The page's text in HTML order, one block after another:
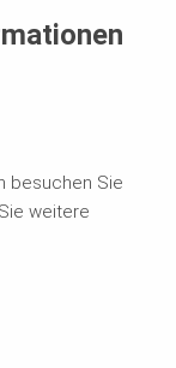
besuchen Sie
weitere